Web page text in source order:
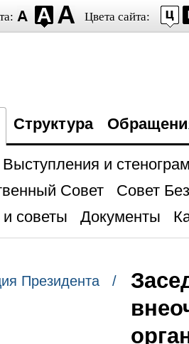
Цвета сайта:
Структура
Выступления и
Совет
Совет
советы
Документы
Президента /